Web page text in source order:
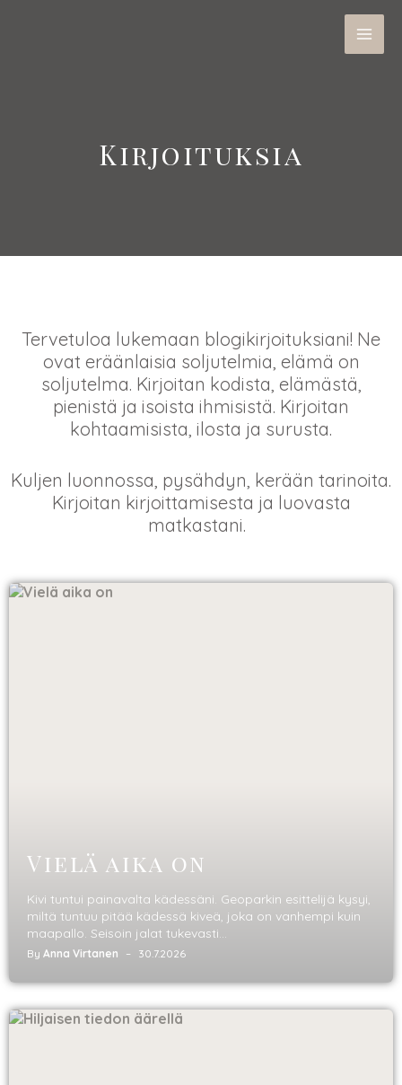
Kirjoituksia
Tervetuloa lukemaan blogikirjoituksiani! Ne
ovat eräänlaisia soljutelmia, elämä on
soljutelma. Kirjoitan kodista, elämästä,
pienistä ja isoista ihmisistä. Kirjoitan
kohtaamisista, ilosta ja surusta.
Kuljen luonnossa, pysähdyn, kerään tarinoita.
Kirjoitan kirjoittamisesta ja luovasta
matkastani.
Vielä aika on
Kivi tuntui painavalta kädessäni. Geoparkin esittelijä kysyi,
miltä tuntuu pitää kädessä kiveä, joka on vanhempi kuin
maapallo. Seisoin jalat tukevasti...
By Anna Virtanen 30.7.2026